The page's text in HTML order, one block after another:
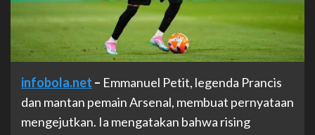
infobola.net – Emmanuel Petit, legenda Prancis
dan mantan pemain Arsenal, membuat pernyataan
mengejutkan. Ia mengatakan bahwa rising